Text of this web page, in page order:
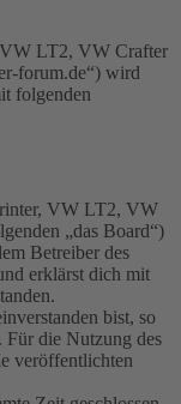
VW LT2, VW Crafter
forum.de“) wird
folgenden
VW LT2, VW
„das Board“)
Betreiber des
erklärst dich mit
bist, so
Für die Nutzung des
veröffentlichten